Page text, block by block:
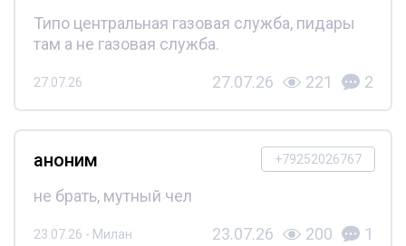
Типо центральная газовая служба, пидары
там а не газовая служба.
27.07.26 27.07.26 221 2
+79252026767
аноним
не брать, мутный чел
23.07.26 - Милан 23.07.26 200 1